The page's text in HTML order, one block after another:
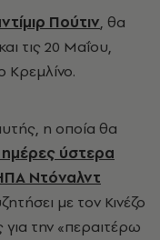
Πούτιν, θα
τις 20 Μαΐου,
Κρεμλίνο.
η οποία θα
ύστερα
Ντόναλντ
με τον Κινέζο
για την «περαιτέρω